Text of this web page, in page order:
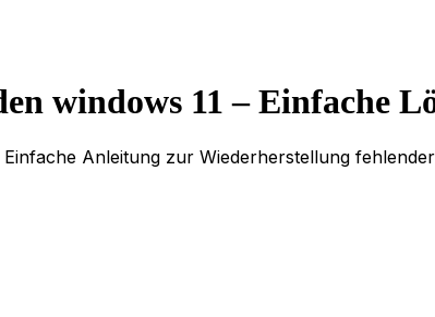
windows 11 – Einfache
Anleitung zur Wiederherstellung